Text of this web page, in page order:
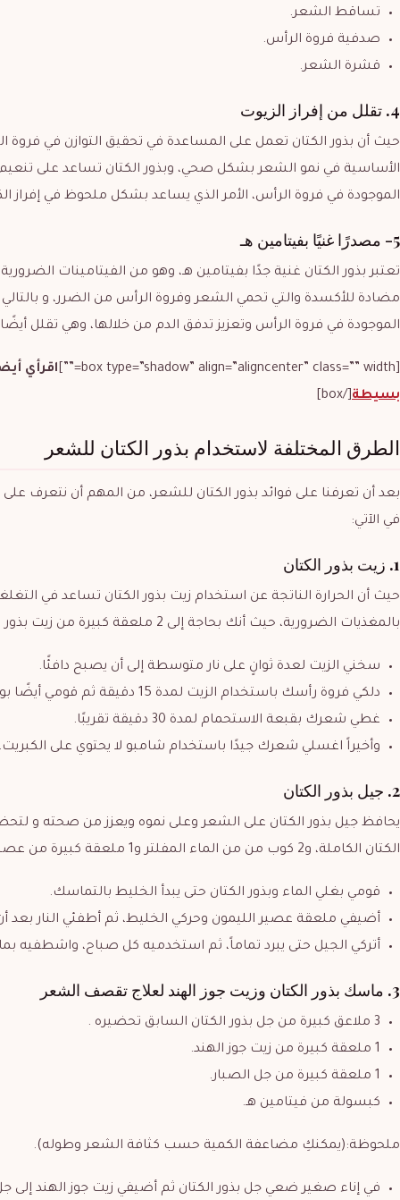
تساقط الشعر.
صدفية فروة الرأس.
قشرة الشعر.
4. تقلل من إفراز الزيوت
حيث أن بذور الكتان تعمل على المساعدة في تحقيق التوازن في فروة
الأساسية في نمو الشعر بشكل صحي، وبذور الكتان تساعد على تنعيم
الموجودة في فروة الرأس، الأمر الذي يساعد بشكل ملحوظ في إفراز
5- مصدرًا غنيًا بفيتامين هـ
تعتبر بذور الكتان غنية جدًا بفيتامين هـ، وهو من الفيتامينات
مضادة للأكسدة والتي تحمي الشعر وفروة الرأس من الضرر، و
الموجودة في فروة الرأس وتعزيز تدفق الدم من خلالها، وهي تقلل
[box type=”shadow” align=”aligncenter” class=”” width=””]
اقرأي
بسيطة[/box]
الطرق المختلفة لاستخدام بذور الكتان للشعر
بعد أن تعرفنا على فوائد بذور الكتان للشعر، من المهم أن نتعرف
في الآتي:
1. زيت بذور الكتان
حيث أن الحرارة الناتجة عن استخدام زيت بذور الكتان تساعد في
بالمغذيات الضرورية، حيث أنك بحاجة إلى 2 ملعقة كبيرة من زيت بذور الكتان، ثم قومي باتباع التعليمات التالية:
سخني الزيت لعدة ثوانٍ على نار متوسطة إلى أن يصبح دافئًا.
دلكي فروة رأسك باستخدام الزيت لمدة 15 دقيقة ثم قومي أيضًا بوضع زيت بذور الكتان على شعرك.
غطي شعرك بقبعة الاستحمام لمدة 30 دقيقة تقريبًا.
وأخيراً اغسلي شعرك جيدًا باستخدام شامبو لا يحتوي على
2. جيل بذور الكتان
يحافظ جيل بذور الكتان على الشعر وعلى نموه ويعزز من صحته و
الكتان الكاملة، و2 كوب من من الماء المفلتر و1 ملعقة كبيرة من عصير الليمون.
قومي بغلي الماء وبذور الكتان حتى يبدأ الخليط بالتماسك.
أضيفي ملعقة عصير الليمون وحركي الخليط، ثم أطفئي النار بعد
أتركي الجيل حتى يبرد تماماً، ثم استخدميه كل صباح، واشطفيه
3. ماسك بذور الكتان وزيت جوز الهند لعلاج تقصف الشعر
3 ملاعق كبيرة من جل بذور الكتان السابق تحضيره .
1 ملعقة كبيرة من زيت جوز الهند.
1 ملعقة كبيرة من جل الصبار.
كبسولة من فيتامين هـ.
ملحوظة:(يمكنكِ مضاعفة الكمية حسب كثافة الشعر وطوله).
في إناء صغير ضعي جل بذور الكتان ثم أضيفي زيت جوز الهند إلى جل